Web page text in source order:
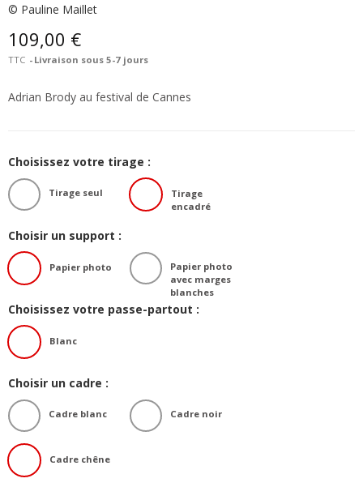
© Pauline Maillet
109,00 €
TTC Livraison sous 5-7 jours
Adrian Brody au festival de Cannes
Choisissez votre tirage :
Tirage seul
Tirage
encadré
Choisir un support :
Papier photo
Papier photo
avec marges
blanches
Choisissez votre passe-partout :
Blanc
Choisir un cadre :
Cadre blanc Cadre noir
Cadre chêne